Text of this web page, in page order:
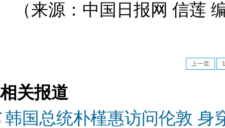
（来源：中国日报网 信莲
上一页 1
相关报道
韩国总统朴槿惠访问伦敦 身